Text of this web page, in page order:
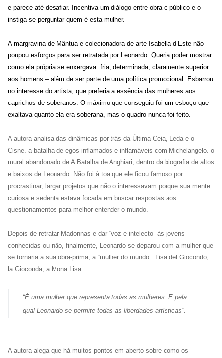
e parece até desafiar. Incentiva um diálogo entre obra e público e o
instiga se perguntar quem é esta mulher.
A margravina de Mântua e colecionadora de arte Isabella d’Este não
poupou esforços para ser retratada por Leonardo. Queria poder mostrar
como ela própria se enxergava: fria, determinada, claramente superior
aos homens – além de ser parte de uma política promocional. Esbarrou
no interesse do artista, que preferia a essência das mulheres aos
caprichos de soberanos. O máximo que conseguiu foi um esboço que
exaltava quanto ela era soberana, mas o quadro nunca foi feito.
A autora analisa das dinâmicas por trás da Última Ceia, Leda e o
Cisne, a batalha de egos inflamados e inflamáveis com Michelangelo, o
mural abandonado de A Batalha de Anghiari, dentro da biografia de altos
e baixos de Leonardo. Não foi à toa que ele ficou famoso por
procrastinar, largar projetos que não o interessavam porque sua mente
curiosa e sedenta estava focada em buscar respostas aos
questionamentos para melhor entender o mundo.
Depois de retratar Madonnas e dar “voz e intelecto” às jovens
conhecidas ou não, finalmente, Leonardo se deparou com a mulher que
se tornaria a sua obra-prima, a “mulher do mundo”. Lisa del Giocondo,
la Gioconda, a Mona Lisa.
“É uma mulher que representa todas as mulheres. E pela
qual Leonardo se permite todas as liberdades artísticas”.
A autora alega que há muitos pontos em aberto sobre como os